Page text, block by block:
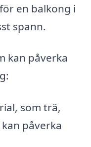
en balkong i
spann.
kan påverka
som trä,
påverka